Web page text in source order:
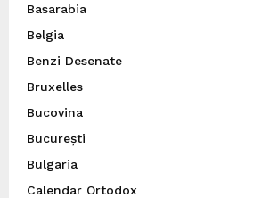
Basarabia
Belgia
Benzi Desenate
Bruxelles
Bucovina
București
Bulgaria
Calendar Ortodox